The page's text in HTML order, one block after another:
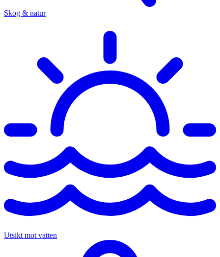
Skog & natur
Utsikt mot vatten